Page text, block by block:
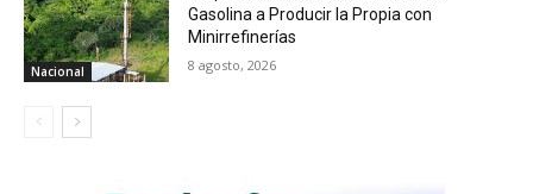
Nacional
Gasolina a Producir la Propia con
Minirrefinerías
8 agosto, 2026